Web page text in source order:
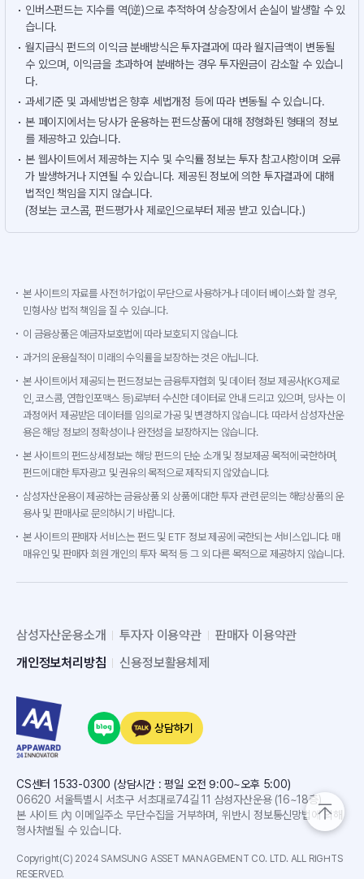
인버스펀드는 지수를 역(逆)으로 추적하여 상승장에서 손실이 발생할 수 있
습니다.
월지급식 펀드의 이익금 분배방식은 투자결과에 따라 월지급액이 변동될
수 있으며, 이익금을 초과하여 분배하는 경우 투자원금이 감소할 수 있습니
다.
과세기준 및 과세방법은 향후 세법개정 등에 따라 변동될 수 있습니다.
본 페이지에서는 당사가 운용하는 펀드상품에 대해 정형화된 형태의 정보
를 제공하고 있습니다.
본 웹사이트에서 제공하는 지수 및 수익률 정보는 투자 참고사항이며 오류
가 발생하거나 지연될 수 있습니다. 제공된 정보에 의한 투자결과에 대해
법적인 책임을 지지 않습니다.
(정보는 코스콤, 펀드평가사 제로인으로부터 제공 받고 있습니다.)
본 사이트의 자료를 사전 허가없이 무단으로 사용하거나 데이터 베이스화 할 경우,
민형사상 법적 책임을 질 수 있습니다.
이 금융상품은 예금자보호법에 따라 보호되지 않습니다.
과거의 운용실적이 미래의 수익률을 보장하는 것은 아닙니다.
본 사이트에서 제공되는 펀드정보는 금융투자협회 및 데이터 정보 제공사(KG제로
인, 코스콤, 연합인포맥스 등)로부터 수신한 데이터로 안내 드리고 있으며, 당사는 이
과정에서 제공받은 데이터를 임의로 가공 및 변경하지 않습니다. 따라서 삼성자산운
용은 해당 정보의 정확성이나 완전성을 보장하지는 않습니다.
본 사이트의 펀드상세정보는 해당 펀드의 단순 소개 및 정보제공 목적에 국한하며,
펀드에 대한 투자광고 및 권유의 목적으로 제작되지 않았습니다.
삼성자산운용이 제공하는 금융상품 외 상품에 대한 투자 관련 문의는 해당상품의 운
용사 및 판매사로 문의하시기 바랍니다.
본 사이트의 판매자 서비스는 펀드 및 ETF 정보 제공에 국한되는 서비스입니다. 매
매유인 및 판매자 회원 개인의 투자 목적 등 그 외 다른 목적으로 제공하지 않습니다.
삼성자산운용소개 투자자 이용약관
판매자 이용약관
개인정보처리방침
신용정보활용체제
상담하기
CS센터 1533-0300 (상담시간 : 평일 오전 9:00~오후 5:00)
06620 서울특별시 서초구 서초대로74길 11 삼성자산운용 (16~18층)
본 사이트 內 이메일주소 무단수집을 거부하며, 위반시 정보통신망법에 의해
형사처벌될 수 있습니다.
Copyright(C) 2024 SAMSUNG ASSET MANAGEMENT CO. LTD. ALL RIGHTS
RESERVED.